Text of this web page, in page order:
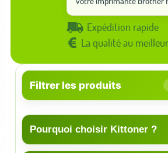
Expédition rapide
La qualité au
Filtrer les produits
Pourquoi choisir Kittoner ?